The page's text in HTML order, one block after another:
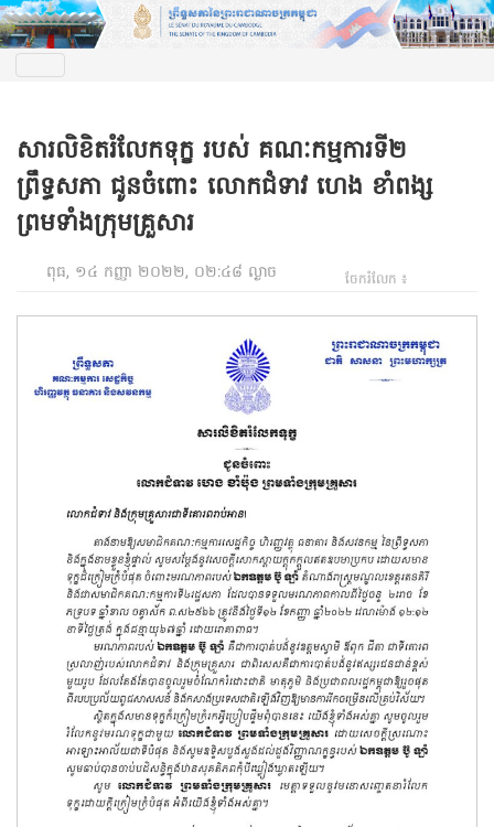
សារលិខិតរំលែកទុក្ខ របស់ គណៈកម្មការទី២
ព្រឹទ្ធសភា ជូនចំពោះ លោកជំទាវ ហេង ខាំពង្ស
ព្រមទាំងក្រុមគ្រួសារ
ពុធ, ១៤ កញ្ញា ២០២២, ០២:៤៨ ល្ងាច ចែករំលែក ៖